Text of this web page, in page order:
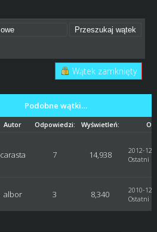
Wątek zamknięty
Podobne wątki…
Autor Odpowiedzi: Wyświetleń:
carasta 7 14,938
2012-12-
Ostatni
albor 3 8,340
2010-12-
Ostatni